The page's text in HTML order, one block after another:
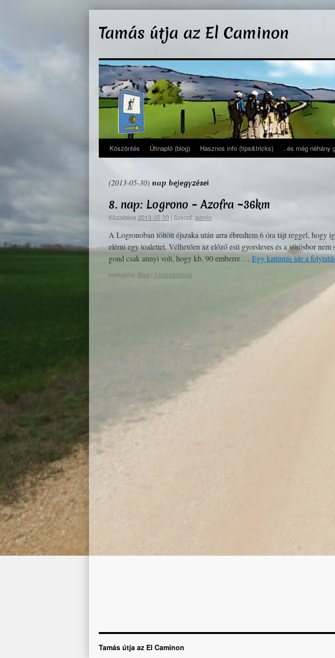
tartalomba
Tamás útja az El Caminon
Köszöntés Útinapló (blog) Hasznos info (tips&tricks) ..és még néhány
(2013-05-30) nap bejegyzései
8. nap: Logrono – Azofra ~36km
Közzétéve 2013-05-30 | Szerző:admin
A Logronoban töltött éjszaka után arra ébredtem 6 óra tájt reggel, hogy
elérni egy toalettet. Vélhetően az előző esti gyorsleves és a vörösbor nem
gond csak annyi volt, hogy kb. 90 emberre … Egy kattintás ide a
Kategória: Blog | 1 hozzászólás
Tamás útja az El Caminon